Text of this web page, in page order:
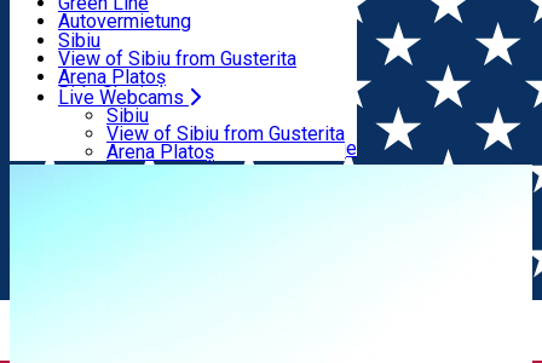
Unterkunft außerhalb von Sibiu
Kaffeestube
Konditorei
Pub, Bar
Nachtclubs
Bäckerei
Autovermietung
Fahrad verleih
Scooter rentals
Taxi
Ride Sharing
Park-Tickets
Parkplätze
Ladestationen für Elektrofahrzeuge
Sibiu
View of Sibiu from Gusterita
Arena Platoș
Live Webcams
Sibiu
View of Sibiu from Gusterita
Arena Platoș
Home Street art
Street Art Spot: Bloc 52A, Str.
Fântânele nr. 1